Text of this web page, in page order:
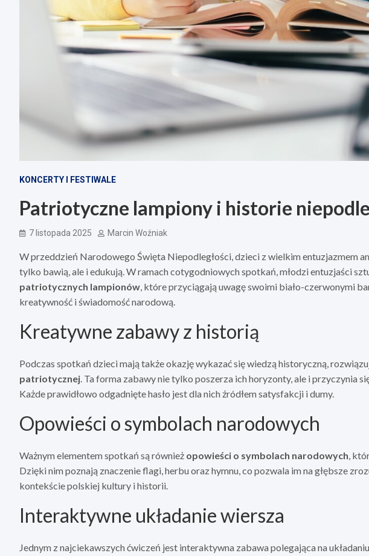
KONCERTY I FESTIWALE
Patriotyczne lampiony i historie
7 listopada 2025 Marcin Woźniak
W przeddzień Narodowego Święta Niepodległości, dzieci z wielkim entuzjazmem
tylko bawią, ale i edukują. W ramach cotygodniowych spotkań, młodzi entuzjaści
patriotycznych lampionów, które przyciągają uwagę swoimi biało-czerwonymi
kreatywność i świadomość narodową.
Kreatywne zabawy z historią
Podczas spotkań dzieci mają także okazję wykazać się wiedzą historyczną,
patriotycznej. Ta forma zabawy nie tylko poszerza ich horyzonty, ale i przyczynia
Każde prawidłowo odgadnięte hasło jest dla nich źródłem satysfakcji i dumy.
Opowieści o symbolach narodowych
Ważnym elementem spotkań są również opowieści o symbolach narodowych,
Dzięki nim poznają znaczenie flagi, herbu oraz hymnu, co pozwala im na głębsze
kontekście polskiej kultury i historii.
Interaktywne układanie wiersza
Jednym z najciekawszych ćwiczeń jest interaktywna zabawa polegająca na